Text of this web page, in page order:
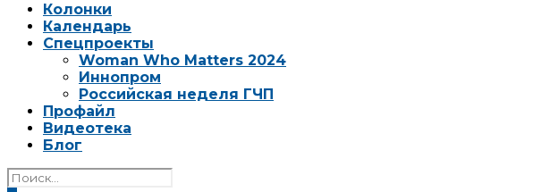
Колонки
Календарь
Спецпроекты
Woman Who Matters 2024
Иннопром
Российская неделя ГЧП
Профайл
Видеотека
Блог